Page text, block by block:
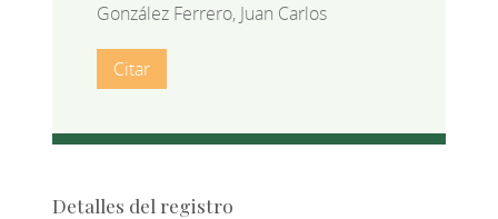
González Ferrero, Juan Carlos
Citar
Detalles del registro